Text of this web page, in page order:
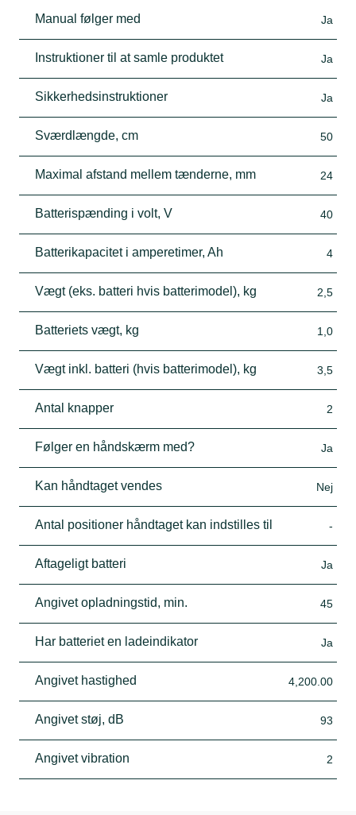
Manual følger med Ja
Instruktioner til at samle produktet Ja
Sikkerhedsinstruktioner Ja
Sværdlængde, cm 50
Maximal afstand mellem tænderne, mm 24
Batterispænding i volt, V 40
Batterikapacitet i amperetimer, Ah 4
Vægt (eks. batteri hvis batterimodel), kg 2,5
Batteriets vægt, kg 1,0
Vægt inkl. batteri (hvis batterimodel), kg 3,5
Antal knapper 2
Følger en håndskærm med? Ja
Kan håndtaget vendes Nej
Antal positioner håndtaget kan indstilles til -
Aftageligt batteri Ja
Angivet opladningstid, min. 45
Har batteriet en ladeindikator Ja
Angivet hastighed 4,200.00
Angivet støj, dB 93
Angivet vibration 2